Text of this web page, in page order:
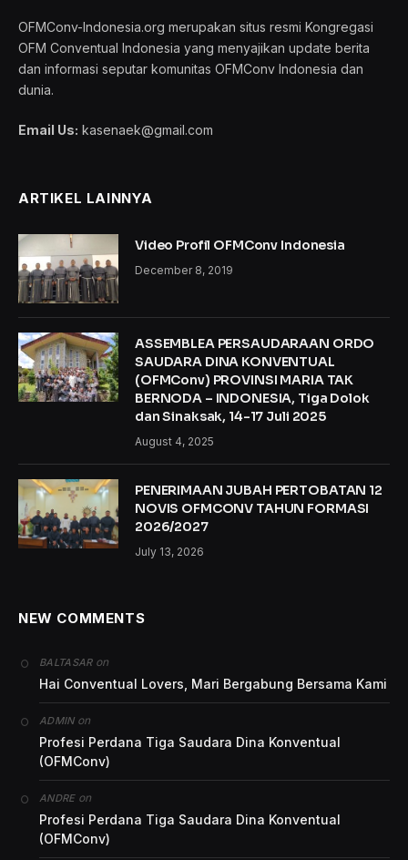
OFMConv-Indonesia.org merupakan situs resmi Kongregasi
OFM Conventual Indonesia yang menyajikan update berita
dan informasi seputar komunitas OFMConv Indonesia dan
dunia.
Email Us: kasenaek@gmail.com
ARTIKEL LAINNYA
Video Profil OFMConv Indonesia
December 8, 2019
ASSEMBLEA PERSAUDARAAN ORDO
SAUDARA DINA KONVENTUAL
(OFMConv) PROVINSI MARIA TAK
BERNODA – INDONESIA, Tiga Dolok
dan Sinaksak, 14-17 Juli 2025
August 4, 2025
PENERIMAAN JUBAH PERTOBATAN 12
NOVIS OFMCONV TAHUN FORMASI
2026/2027
July 13, 2026
NEW COMMENTS
BALTASARon
Hai Conventual Lovers, Mari Bergabung Bersama Kami
ADMINon
Profesi Perdana Tiga Saudara Dina Konventual
(OFMConv)
ANDREon
Profesi Perdana Tiga Saudara Dina Konventual
(OFMConv)